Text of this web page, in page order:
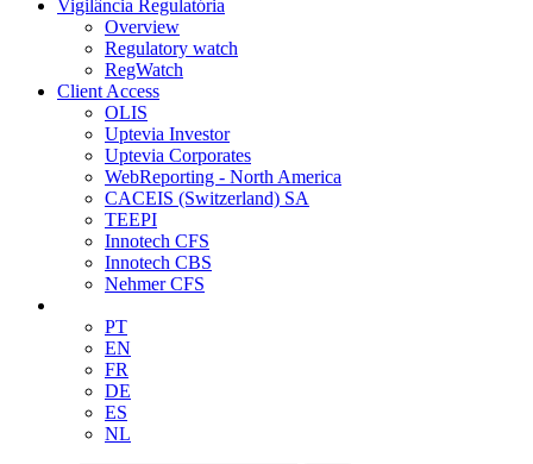
Vigilância Regulatória
Overview
Regulatory watch
RegWatch
Client Access
OLIS
Uptevia Investor
Uptevia Corporates
WebReporting - North America
CACEIS (Switzerland) SA
TEEPI
Innotech CFS
Innotech CBS
Nehmer CFS
PT
EN
FR
DE
ES
NL